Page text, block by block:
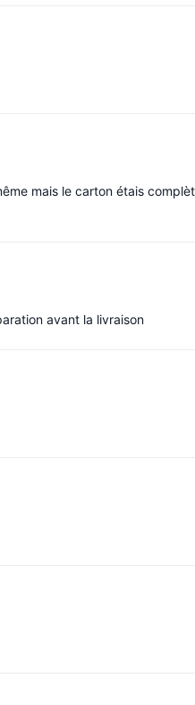
mais le carton étais
avant la livraison